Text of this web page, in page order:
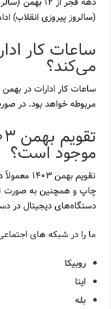
(سالروز پیروزی انقلاب)
می‌کند؟
مربوطه خواهد بود. در
موجود است؟
چاپ و همچنین به صورت
دستگاه‌های دیجیتال در
ما را در شبکه های
روبیکا
ایتا
بله